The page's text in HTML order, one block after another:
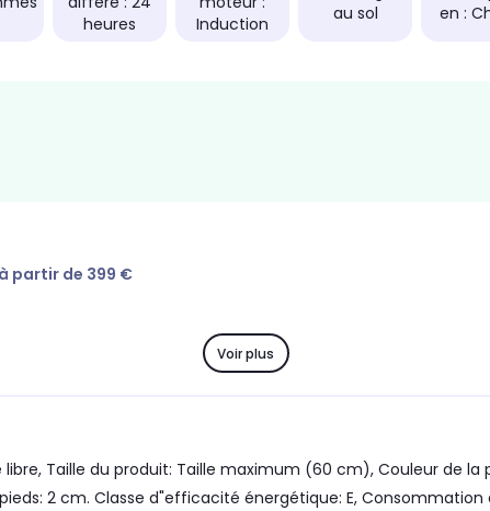
heures
Induction
au sol
en :
partir de 399 €
Voir plus
libre, Taille du produit: Taille maximum (60 cm), Couleur de
2 cm. Classe d"efficacité énergétique: E,